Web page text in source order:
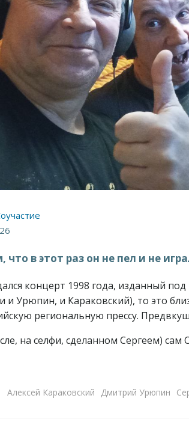
что в этот раз он не пел и не
концерт 1998 года, изданный
и Урюпин, и Караковский), то это
региональную прессу.
на селфи, сделанном Сергеем)
Алексей Караковский Дмитрий Урюпин